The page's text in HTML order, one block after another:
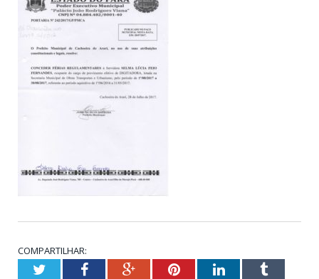
COMPARTILHAR:
TwitterFacebookGoogle+PinterestLinkedInTumblr